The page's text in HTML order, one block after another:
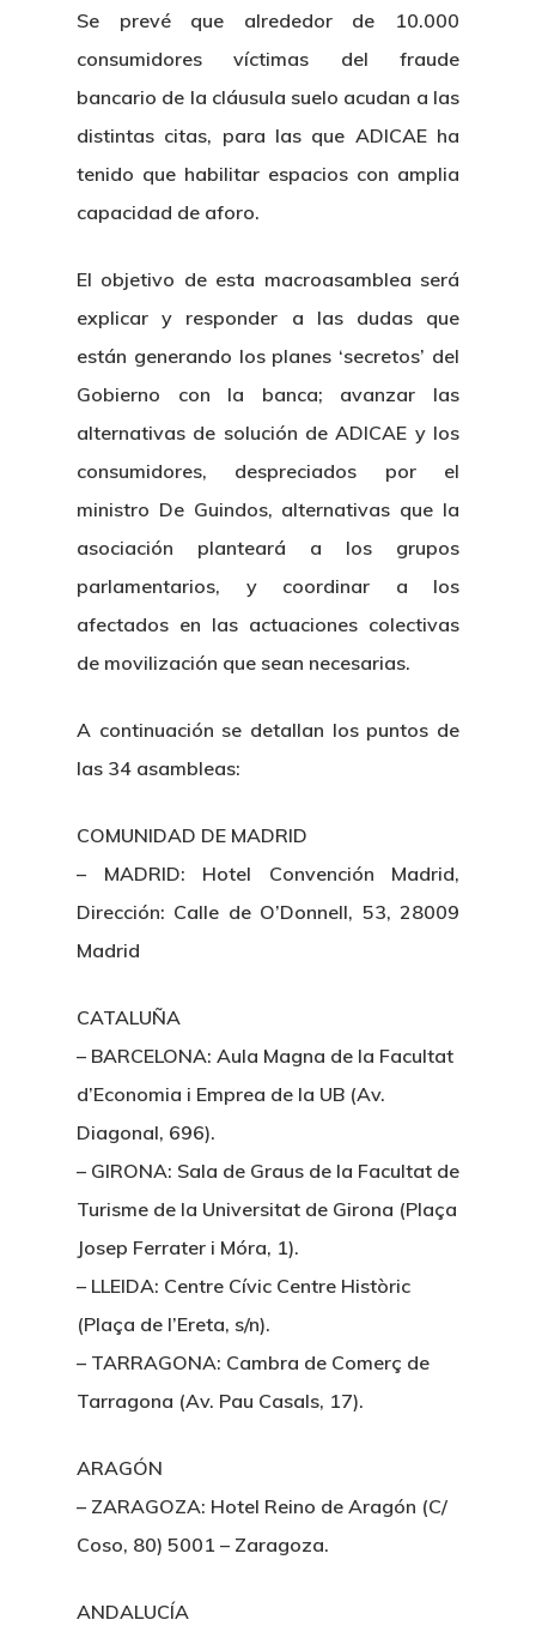
Se prevé que alrededor de 10.000
consumidores víctimas del fraude
bancario de la cláusula suelo acudan a las
distintas citas, para las que ADICAE ha
tenido que habilitar espacios con amplia
capacidad de aforo.
El objetivo de esta macroasamblea será
explicar y responder a las dudas que
están generando los planes ‘secretos’ del
Gobierno con la banca; avanzar las
alternativas de solución de ADICAE y los
consumidores, despreciados por el
ministro De Guindos, alternativas que la
asociación planteará a los grupos
parlamentarios, y coordinar a los
afectados en las actuaciones colectivas
de movilización que sean necesarias.
A continuación se detallan los puntos de
las 34 asambleas:
COMUNIDAD DE MADRID
– MADRID: Hotel Convención Madrid,
Dirección: Calle de O’Donnell, 53, 28009
Madrid
CATALUÑA
– BARCELONA: Aula Magna de la Facultat
d’Economia i Emprea de la UB (Av.
Diagonal, 696).
– GIRONA: Sala de Graus de la Facultat de
Turisme de la Universitat de Girona (Plaça
Josep Ferrater i Móra, 1).
– LLEIDA: Centre Cívic Centre Històric
(Plaça de l’Ereta, s/n).
– TARRAGONA: Cambra de Comerç de
Tarragona (Av. Pau Casals, 17).
ARAGÓN
– ZARAGOZA: Hotel Reino de Aragón (C/
Coso, 80) 5001 – Zaragoza.
ANDALUCÍA